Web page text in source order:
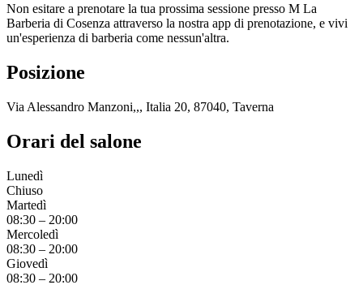
Non esitare a prenotare la tua prossima sessione presso M La
Barberia di Cosenza attraverso la nostra app di prenotazione, e vivi
un'esperienza di barberia come nessun'altra.
Posizione
Via Alessandro Manzoni,,, Italia 20, 87040, Taverna
Orari del salone
Lunedì
Chiuso
Martedì
08:30 – 20:00
Mercoledì
08:30 – 20:00
Giovedì
08:30 – 20:00